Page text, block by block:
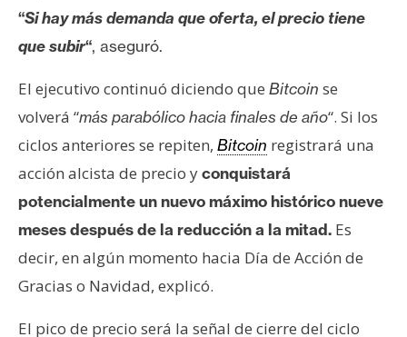
“Si hay más demanda queoferta, el precio tiene
que subir“, aseguró.
El ejecutivo continuó diciendo que Bitcoin se
volverá “más parabólico hacia finales de año“. Si los
ciclos anteriores se repiten, Bitcoin registrará una
acción alcista de precio yconquistará
potencialmente un nuevo máximo histórico nueve
meses después de la reducción a la mitad. Es
decir, en algún momento hacia Día de Acción de
Gracias o Navidad, explicó.
El pico de precio será la señal de cierre del ciclo